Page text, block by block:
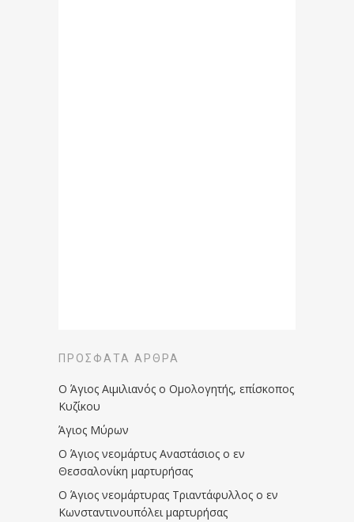
ΠΡΌΣΦΑΤΑ ΆΡΘΡΑ
Ο Άγιος Αιμιλιανός ο Ομολογητής, επίσκοπος
Κυζίκου
Άγιος Μύρων
Ο Άγιος νεομάρτυς Αναστάσιος ο εν
Θεσσαλονίκη μαρτυρήσας
Ο Άγιος νεομάρτυρας Τριαντάφυλλος ο εν
Κωνσταντινουπόλει μαρτυρήσας